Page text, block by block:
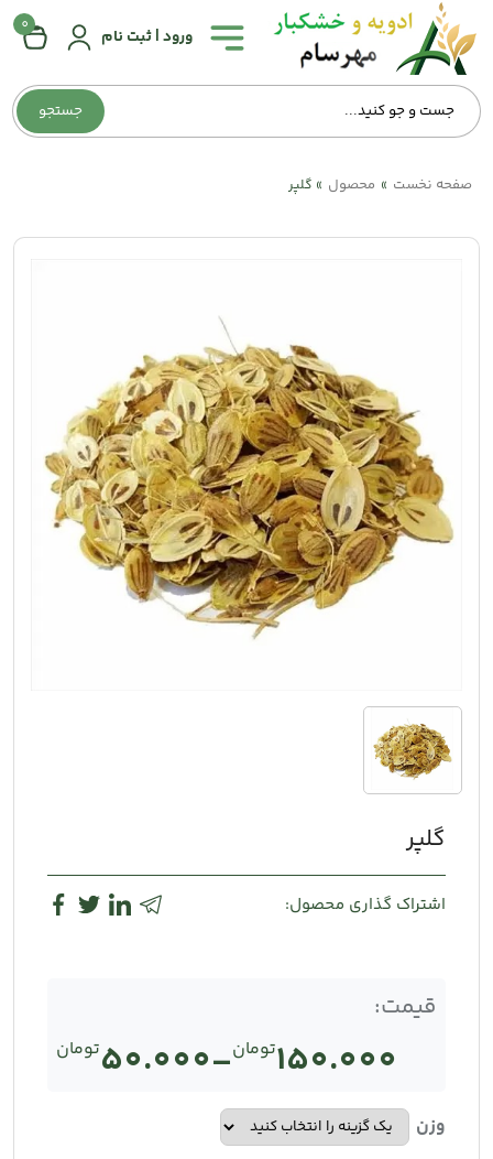
جستجو
ورود | ثبت نام
0
همه
دسته‌بندی‌ها
صفحه
اصلی
حساب
کاربری
صفحه نخست » محصول » گلپر
گلپر
اشتراک گذاری محصول:
قیمت:
تومان150.000
– تومان50.000
وزن